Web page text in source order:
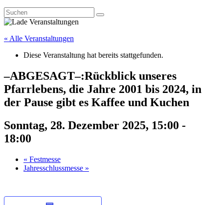
« Alle Veranstaltungen
Diese Veranstaltung hat bereits stattgefunden.
–ABGESAGT–:Rückblick unseres
Pfarrlebens, die Jahre 2001 bis 2024, in
der Pause gibt es Kaffee und Kuchen
Sonntag, 28. Dezember 2025, 15:00 -
18:00
« Festmesse
Jahresschlussmesse »